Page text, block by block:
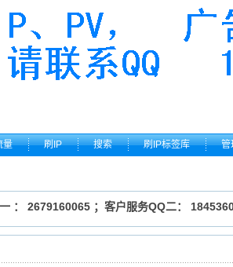
量 刷IP 搜索 刷IP标签库 管
： 2679160065 ；客户服务QQ二：